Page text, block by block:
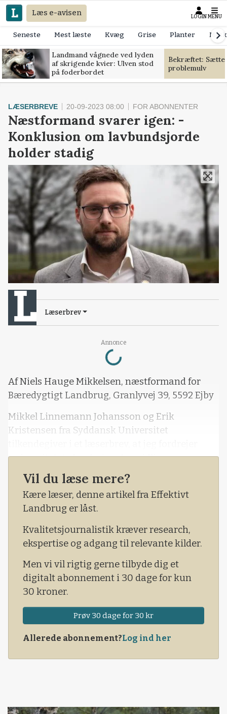
Læs e-avisen LOGIN MENU
Seneste Mest læste Kvæg Grise Planter
Landmand vågnede ved lyden
af skrigende kvier: Ulven stod
på foderbordet
Bekræftet:
problemulv
Annonce
Loading...
LÆSERBREVE 20-09-2023 08:00 FOR ABONNENTER
Næstformand svarer igen: -
Konklusion om lavbundsjorde
holder stadig
Læserbrev
Af Niels Hauge Mikkelsen, næstformand for
Bæredygtigt Landbrug, Granlyvej 39, 5592 Ejby
Mikkel Linnemann Johansson og Erik
Kristensen fra Syddansk Universitet
universitetets forskningsformidling.
Årsagen er, at jeg i et indlæg beskrev, hvordan
udtagning og vådlægning af lavbundsjord kan
forværre klimaet – med henvisning til bl.a.
Vil du læse mere?
Kære læser, denne artikel fra Effektivt
Landbrug er låst.
Kvalitetsjournalistik kræver research,
ekspertise og adgang til relevante kilder.
Men vi vil rigtig gerne tilbyde dig et
digitalt abonnement i 30 dage for kun
30 kroner.
Prøv 30 dage for 30 kr
Allerede abonnement?Log ind her